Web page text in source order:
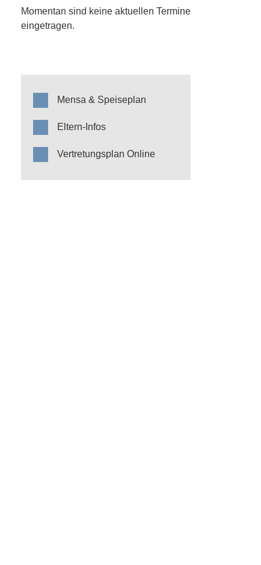
Momentan sind keine aktuellen Termine
eingetragen.
Mensa & Speiseplan
Eltern-Infos
Vertretungsplan Online